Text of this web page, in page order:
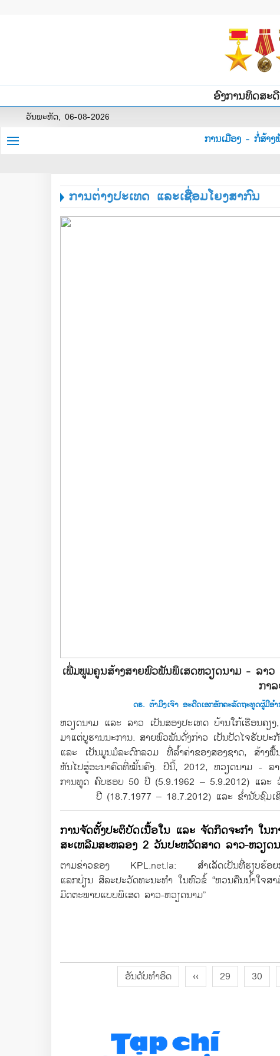
ອົງການທິດສະ
ວັນພະຫັດ, 06-08-2026
ການເມືອງ - ກໍ່ສ້າງ
ການຕ່າງປະເທດ ແລະເຊື່ອມໂຍງສາກົນ
ເພີ່ມພູມຄູນສ້າງສາຍພົວພັນພິເສດຫວຽດນາມ - ລ
ກາ
ດຣ. ຕ້າມິງເຈົາ ອະດີດເອກອັກຄະລັດຖະທູດຜູ້ມີ
ຫວຽດນາມ ແລະ ລາວ ເປັນສອງປະເທດ ບ້ານໃກ້ເຮືອນຄ
ມາແຕ່ບູຮານນະການ. ສາຍພົວພັນດັ່ງກ່າວ ເປັນປັດໄຈຮັບປ
ແລະ ເປັນມູນມໍລະດົກລວມ ທີ່ລ້ຳຄ່າຂອງສອງຊາດ, ສ້າງ
ຫັນໄປສູ່ອະນາຄົດທີ່ໝັ້ນຄົງ. ປີນີ້, 2012, ຫວຽດນາມ - ລ
ການທູດ ຄົບຮອບ 50 ປີ (5.9.1962 – 5.9.2012) ແລ
ປີ (18.7.1977 – 18.7.2012) ແລະ ຂ່ຳນັບຊົມ
ການຈັດຕັ້ງປະຕິບັດເນື້ອໃນ ແລະ ຈັດກິດຈະກຳ ໃນກ
ສະເຫລີມສະຫລອງ 2 ວັນປະຫວັດສາດ ລາວ-ຫວຽດ
ຕາມຂ່າວຂອງ KPL.net.la: ສຳເລັດເປັນທີ່ຮຽບຮ້ອຍ
ແລກປ່ຽນ ສິລະປະວັດທະນະທຳ ໃນຫົວຂໍ້ “ຫວນຄືນນ້ຳໃຈສາ
ມິດຕະພາບແບບພິເສດ ລາວ-ຫວຽດນາມ”
ອັນດັບທຳອິດ ‹‹ 29 30